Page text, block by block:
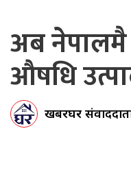
अब नेपालमै
औषधि
खबरघर